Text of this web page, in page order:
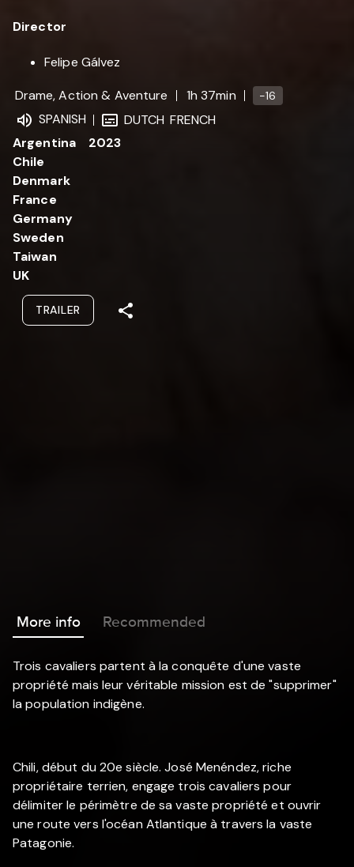
Director
Felipe Gálvez
Drame, Action & Aventure
1h 37min -16
SPANISH DUTCH FRENCH
Argentina
Chile
Denmark
France
Germany
Sweden
Taiwan
UK
2023
TRAILER
More info Recommended
Trois cavaliers partent à la conquête d'une vaste
propriété mais leur véritable mission est de "supprimer"
la population indigène.
Chili, début du 20e siècle. José Menéndez, riche
propriétaire terrien, engage trois cavaliers pour
délimiter le périmètre de sa vaste propriété et ouvrir
une route vers l'océan Atlantique à travers la vaste
Patagonie.